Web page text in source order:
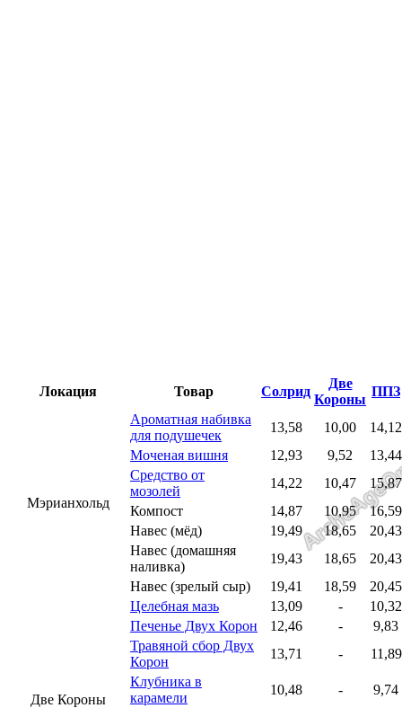
Локация Товар Солрид
Две
Короны
ППЗ
Мэрианхольд
Ароматная набивка
для подушечек
13,58 10,00
14,12
Моченая вишня
12,93 9,52
13,44
Средство от
мозолей
14,22 10,47
15,87
Компост
14,87 10,95
16,59
Навес (мёд)
19,49 18,65
20,43
Навес (домашняя
наливка)
19,43 18,65
20,43
Навес (зрелый сыр)
19,41 18,59 20,45
Две Короны
Целебная мазь 13,09 -
10,32
Печенье Двух Корон
12,46 -
9,83
Травяной сбор Двух
Корон
13,71 -
11,89
Клубника в
карамели
10,48 -
9,74